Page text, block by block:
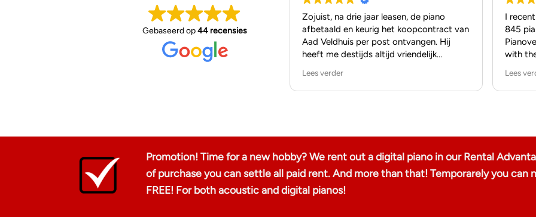
Gebaseerd op44 recensies
Zojuist, na drie jaar leasen, de piano
afbetaald en keurig het koopcontract van
Aad Veldhuis per post ontvangen. Hij
heeft me destijds altijd vriendelijk
mijn vragen (mijn eerste piano), zowel per
mail als in de showroom. Ik kan niet
Lees verder
I
845
with
trusted
great
Lees
Promotion! Time for a new hobby? We rent out a digital piano in our Rental
of purchase you can settle all paid rent. And more than that! Temporarely you can
FREE! For both acoustic and digital pianos!